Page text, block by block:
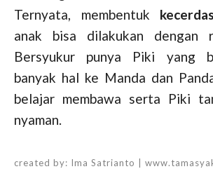
Ternyata, membentuk
anak bisa dilakukan dengan
Bersyukur punya Piki yang
banyak hal ke Manda dan
belajar membawa serta Piki
nyaman.
created by: Ima Satrianto |